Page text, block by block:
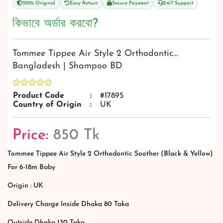
100% Original Easy Return Secure Payment 24/7 Support
কিভাবে অর্ডার করবো?
Tommee Tippee Air Style 2 Orthodontic…
Bangladesh | Shampoo BD
Product Code :
#17895
Country of Origin
: UK
Price: 850 Tk
Tommee Tippee Air Style 2 Orthodontic Soother (Black & Yellow)
For 6-18m Baby
Origin : UK
Delivery Charge Inside Dhaka 80 Taka